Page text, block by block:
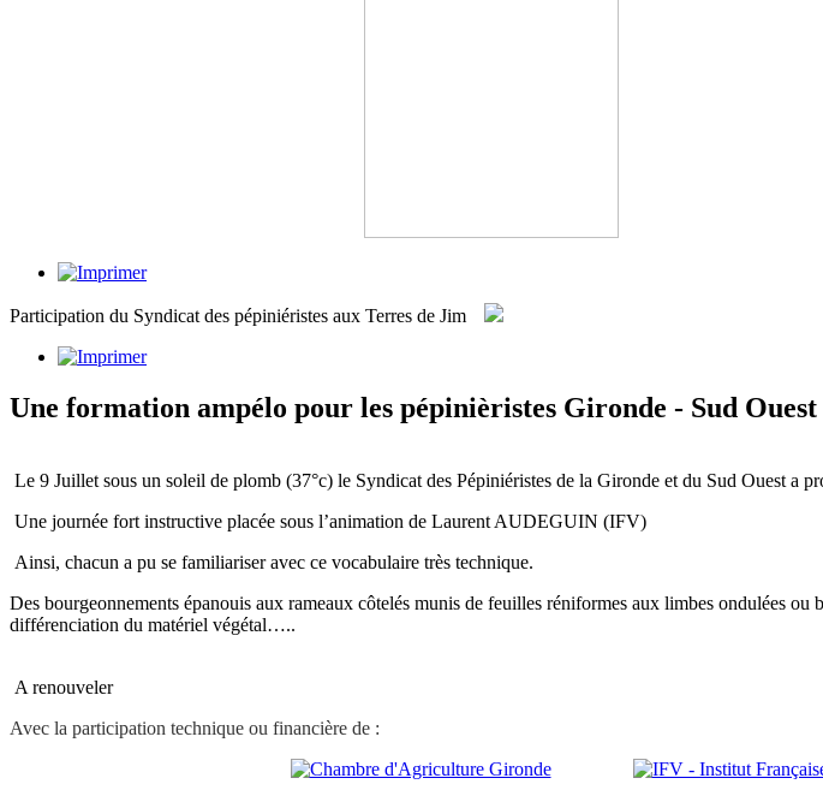
Participation du Syndicat des pépiniéristes aux Terres de Jim
Une formation ampélo pour les pépinièristes Gironde - Sud Ouest
Le 9 Juillet sous un soleil de plomb (37°c) le Syndicat des Pépiniéristes de la Gironde et du Sud Ouest a
Une journée fort instructive placée sous l’animation de Laurent AUDEGUIN (IFV)
Ainsi, chacun a pu se familiariser avec ce vocabulaire très technique.
Des bourgeonnements épanouis aux rameaux côtelés munis de feuilles réniformes aux limbes ondulées ou
différenciation du matériel végétal…..
A renouveler
Avec la participation technique ou financière de :